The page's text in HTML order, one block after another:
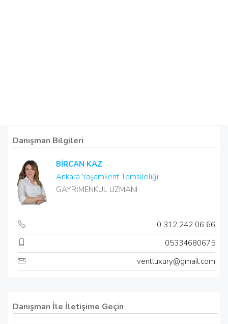
Danışman Bilgileri
BİRCAN KAZ
Ankara Yaşamkent Temsilciliği
GAYRİMENKUL UZMANI
0 312 242 06 66
05334680675
ventluxury@gmail.com
Danışman İle İletişime Geçin